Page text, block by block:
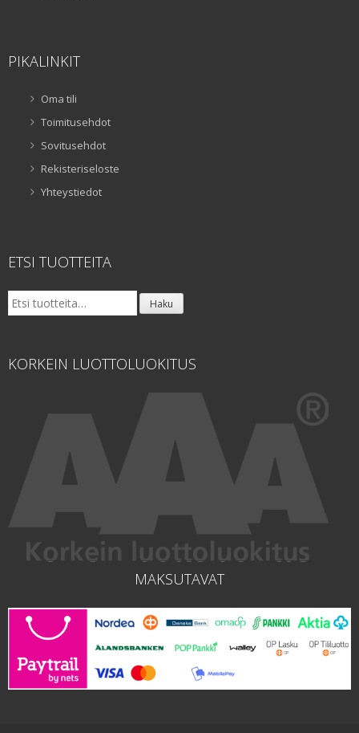
PIKALINKIT
Oma tili
Toimitusehdot
Sovitusehdot
Rekisteriseloste
Yhteystiedot
ETSI TUOTTEITA
Etsi: Haku
KORKEIN LUOTTOLUOKITUS
MAKSUTAVAT